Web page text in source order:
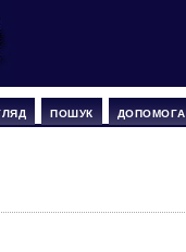
ПОШУК ДОПОМОГА